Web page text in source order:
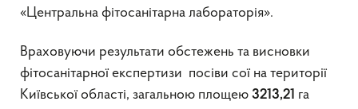
«Центральна фітосанітарна лабораторія».
Враховуючи результати обстежень та висновки
фітосанітарної експертизи посіви сої на території
Київської області, загальною площею 3213,21 га